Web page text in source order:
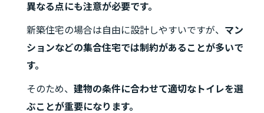
異なる点にも注意が必要です。
新築住宅の場合は自由に設計しやすいですが、 マン
ションなどの集合住宅では制約があることが多いで
す。
そのため、 建物の条件に合わせて適切なトイレを選
ぶことが重要になります。